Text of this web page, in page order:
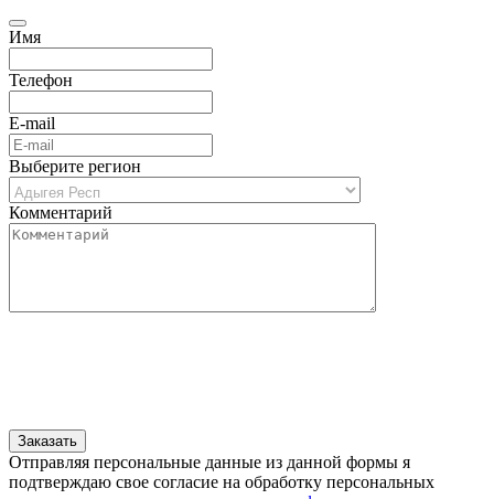
Имя
Телефон
E-mail
Выберите регион
Комментарий
Отправляя персональные данные из данной формы я
подтверждаю свое согласие на обработку персональных